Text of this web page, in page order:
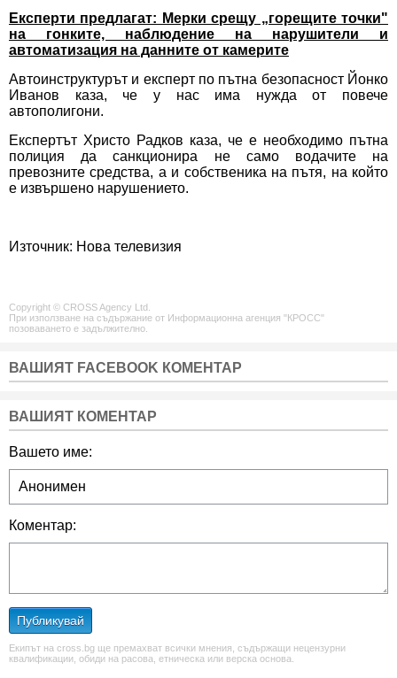
Експерти предлагат: Мерки срещу „горещите точки"
на гонките, наблюдение на нарушители и
автоматизация на данните от камерите
Автоинструктурът и експерт по пътна безопасност Йонко
Иванов каза, че у нас има нужда от повече
автополигони.
Експертът Христо Радков каза, че е необходимо пътна
полиция да санкционира не само водачите на
превозните средства, а и собственика на пътя, на който
е извършено нарушението.
Източник: Нова телевизия
Copyright © CROSS Agency Ltd.
При използване на съдържание от Информационна агенция "КРОСС"
позоваването е задължително.
ВАШИЯТ FACEBOOK КОМЕНТАР
ВАШИЯТ КОМЕНТАР
Вашето име:
Коментар:
Публикувай
Екипът на cross.bg ще премахват всички мнения, съдържащи нецензурни
квалификации, обиди на расова, етническа или верска основа.